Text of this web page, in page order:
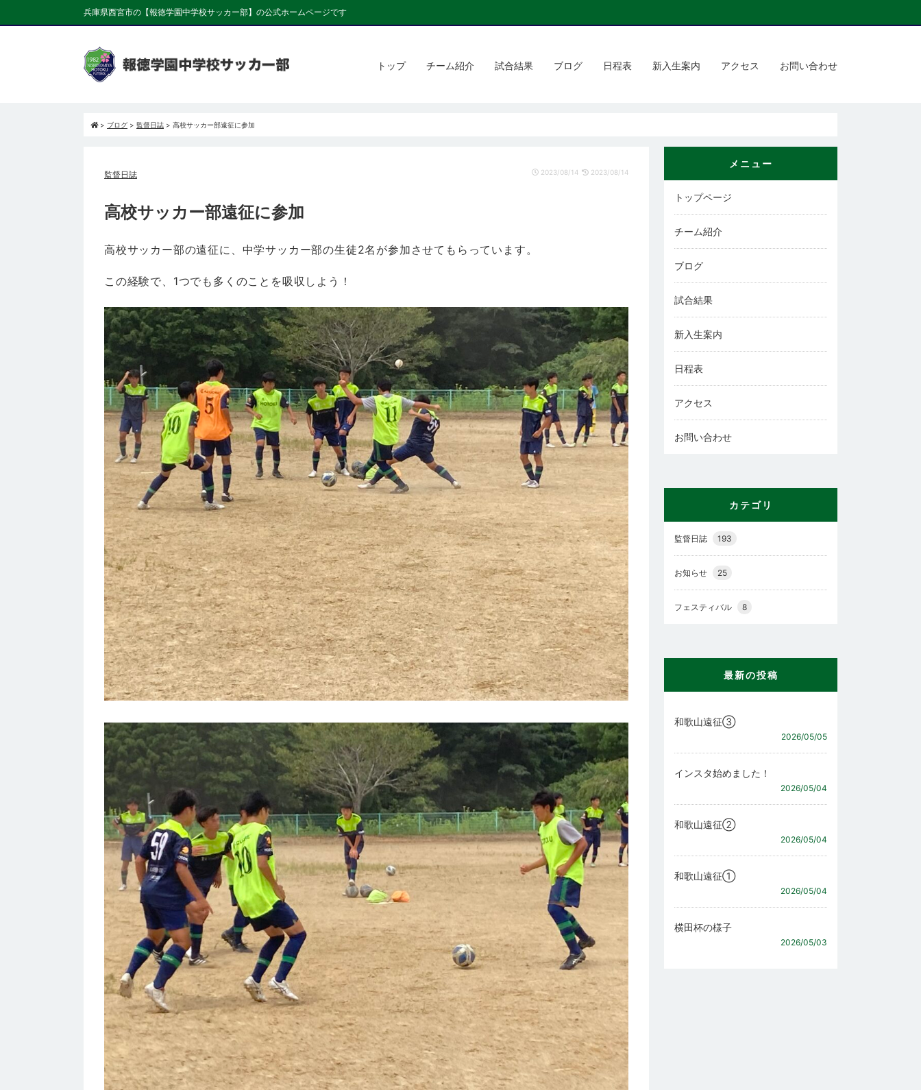
兵庫県西宮市の【報徳学園中学校サッカー部】の公式ホームページです
トップ チーム紹介 試合結果 ブログ 日程表 新入生案内 アクセス お問い合わせ
> ブログ > 監督日誌 > 高校サッカー部遠征に参加
監督日誌 2023/08/14 2023/08/14
高校サッカー部遠征に参加
高校サッカー部の遠征に、中学サッカー部の生徒2名が参加させてもらっています。
この経験で、1つでも多くのことを吸収しよう！
メニュー
トップページ
チーム紹介
ブログ
試合結果
新入生案内
日程表
アクセス
お問い合わせ
カテゴリ
監督日誌 193
お知らせ 25
フェスティバル 8
最新の投稿
和歌山遠征③
2026/05/05
インスタ始めました！
2026/05/04
和歌山遠征②
2026/05/04
和歌山遠征①
2026/05/04
横田杯の様子
2026/05/03